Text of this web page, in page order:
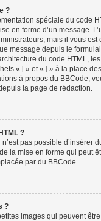
?
spéciale du code
en forme d’un message.
mais il vous est
message depuis le
du code HTML,
« [ » et « ] » à la place
à propos du BBCode,
la page de rédaction.
?
pas possible d’insérer
la mise en forme qui peut
par du BBCode.
?
images qui peuvent